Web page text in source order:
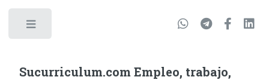
Sucurriculum.com Empleo, trabajo,